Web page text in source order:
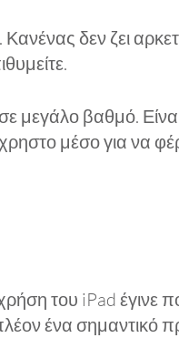
Κανένας δεν ζει
μεγάλο βαθμό.
μέσο για να
του iPad έγινε
ένα σημαντικό